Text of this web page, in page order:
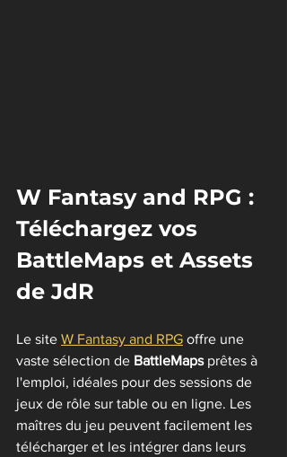
W Fantasy and RPG :
Téléchargez vos
BattleMaps et Assets
de JdR
Le site W Fantasy and RPG offre une
vaste sélection de BattleMaps prêtes à
l'emploi, idéales pour des sessions de
jeux de rôle sur table ou en ligne. Les
maîtres du jeu peuvent facilement les
télécharger et les intégrer dans leurs